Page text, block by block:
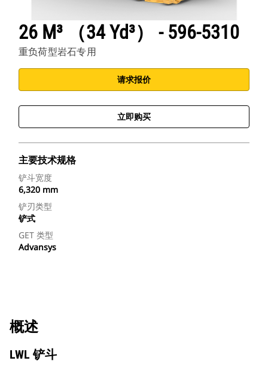
26 M³ （34 Yd³） - 596-5310
重负荷型岩石专用
请求报价
立即购买
主要技术规格
铲斗宽度
6,320 mm
铲刃类型
铲式
GET 类型
Advansys
概述
LWL 铲斗